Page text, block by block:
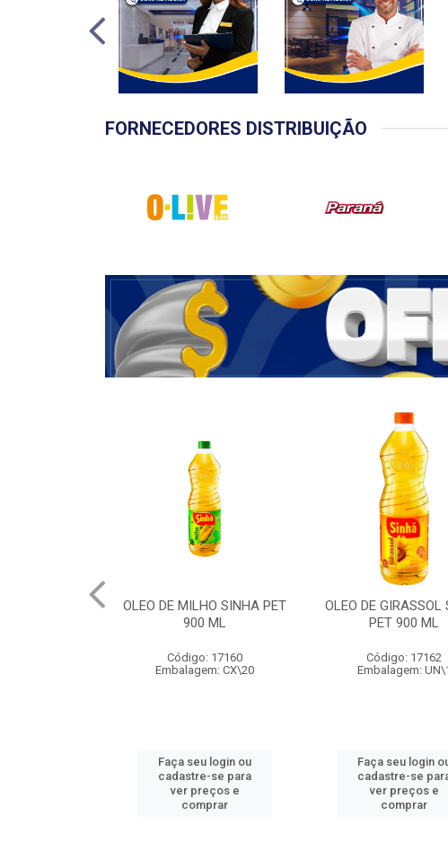
FORNECEDORES DISTRIBUIÇÃO
OLEO DE MILHO SINHA PET
900 ML
Código: 17160
Embalagem: CX\20
Faça seu login ou
cadastre-se para
ver preços e
comprar
OLEO DE GIRASSOL
PET 900 ML
Código: 17162
Embalagem:
Faça seu login
cadastre-se
ver preços e
comprar